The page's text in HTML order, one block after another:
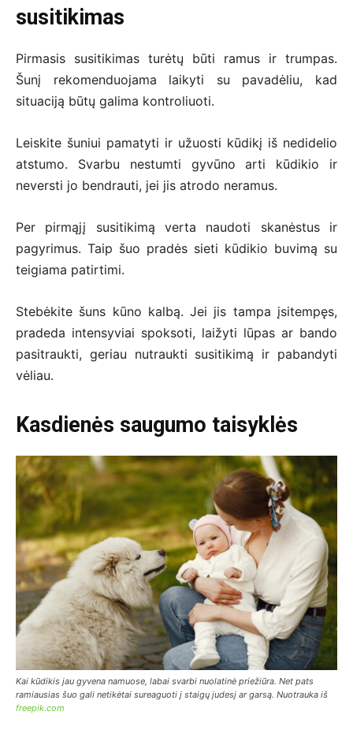
susitikimas
Pirmasis susitikimas turėtų būti ramus ir trumpas.
Šunį rekomenduojama laikyti su pavadėliu, kad
situaciją būtų galima kontroliuoti.
Leiskite šuniui pamatyti ir užuosti kūdikį iš nedidelio
atstumo. Svarbu nestumti gyvūno arti kūdikio ir
neversti jo bendrauti, jei jis atrodo neramus.
Per pirmąjį susitikimą verta naudoti skanėstus ir
pagyrimus. Taip šuo pradės sieti kūdikio buvimą su
teigiama patirtimi.
Stebėkite šuns kūno kalbą. Jei jis tampa įsitempęs,
pradeda intensyviai spoksoti, laižyti lūpas ar bando
pasitraukti, geriau nutraukti susitikimą ir pabandyti
vėliau.
Kasdienės saugumo taisyklės
Kai kūdikis jau gyvena namuose, labai svarbi nuolatinė priežiūra. Net pats
ramiausias šuo gali netikėtai sureaguoti į staigų judesį ar garsą. Nuotrauka iš
freepik.com